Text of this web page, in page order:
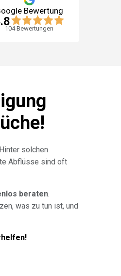
Bewertung
104Bewertungen
solchen
Abflüsse sind oft
beraten.
was zu tun ist, und